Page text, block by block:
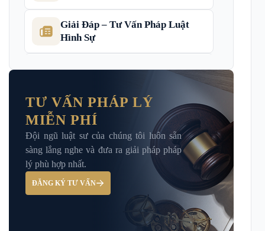
Giải Đáp – Tư Vấn Pháp Luật
Hình Sự
Hỏi đáp và tư vấn pháp luật
Luật Bảo Hiểm Xã Hội
Luật Dân Sự
TƯ VẤN PHÁP LÝ
MIỄN PHÍ
Đội ngũ luật sư của chúng tôi luôn sẵn
sàng lắng nghe và đưa ra giải pháp pháp
lý phù hợp nhất.
ĐĂNG KÝ TƯ VẤN